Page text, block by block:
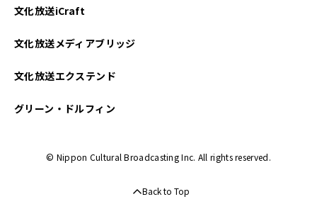
文化放送iCraft
文化放送メディアブリッジ
文化放送エクステンド
グリーン・ドルフィン
© Nippon Cultural Broadcasting Inc. All rights reserved.
Back to Top